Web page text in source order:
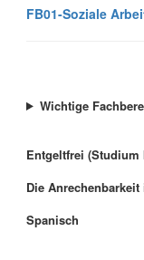
FB01-Soziale
Wichtige
Entgeltfrei (Studium
Die
Spanisch